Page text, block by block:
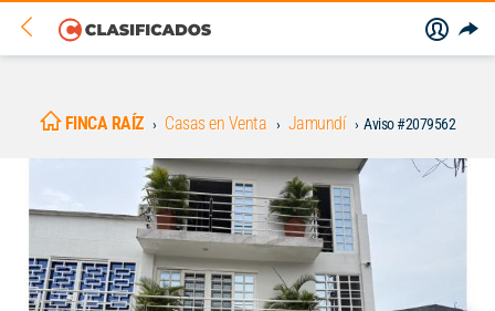
FINCA RAÍZ Casas en Venta Jamundí Aviso #2079562